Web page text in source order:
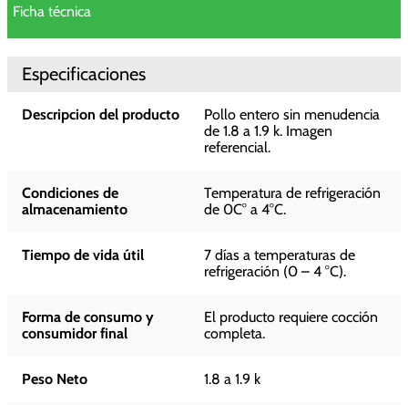
Ficha técnica
Especificaciones
Descripcion del producto
Pollo entero sin menudencia
de 1.8 a 1.9 k. Imagen
referencial.
Condiciones de
almacenamiento
Temperatura de refrigeración
de 0C° a 4°C.
Tiempo de vida útil
7 días a temperaturas de
refrigeración (0 – 4 °C).
Forma de consumo y
consumidor final
El producto requiere cocción
completa.
Peso Neto 1.8 a 1.9 k